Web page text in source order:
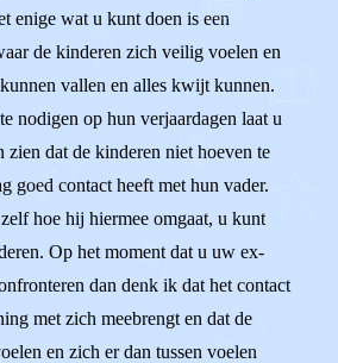
enige wat u kunt doen is een
de kinderen zich veilig voelen en
vallen en alles kwijt kunnen.
nodigen op hun verjaardagen laat u
zien dat de kinderen niet hoeven te
goed contact heeft met hun vader.
hoe hij hiermee omgaat, u kunt
Op het moment dat u uw ex-
dan denk ik dat het contact
met zich meebrengt en dat de
en zich er dan tussen voelen